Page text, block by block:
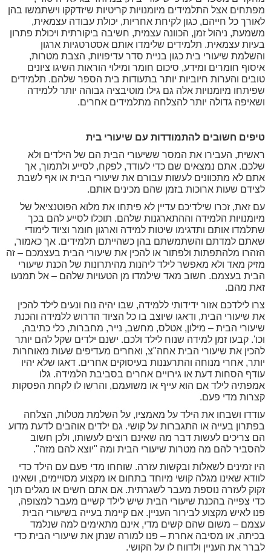
מפתחים אצל התלמידים מיומנויות קריטיות שיזדקקו וישתמשו בהן
לאורך כל חייהם, כגון לקיחת אחריות, יכולת עבודה עצמאית,
משמעת, ניהול זמן, הכוונה עצמית, חשיבה ביקורתית ויכולת פתרון
בעיות עצמאית. תלמידים שלימדו אותם אסטרטגיות ארגון
והשלמת שיעורי בית כגון בניית סדר עדיפויות, הצבת מטרות,
איסוף חומרים ומידע, סיכום חומר ומילוי הוראות השיגו ציונים
טובים והערות חיוביות יותר בתעודות בית הספר שלהם. תלמידים
שפיתחו מיומנויות אלה גם גילו מוטיבציה גבוהה יותר ללמידה
ושאיפה גדולה יותר להצלחה מתלמידים אחרים.
טיפים חשובים להתמודדות עם שיעורי בית
ראשית, העבירו את המסר ששיעורי הבית הם של הילדים ולא
שלכם. אתם נמצאים שם כדי לעודד, לפקח, לסייע ולתמוך, אך
אתם לא מתכוונים לעשות עבורם את שיעורי הבית או אף לשבת
לצידם שעות ארוכות בזמן שהם מכינים אותם.
עם זאת, זכרו שילדיכם עדיין לא פיתחו את מלוא הפוטנציאל של
מיומנויות הלמידה וההתארגנות שלהם. תוכלו לסייע להם בכך
שתלמדו אותם ותדגימו שיטות למידה וארגון חומר וציוד לימודי
שאתם למדתם והשתמשתם בהן כשהייתם תלמידים. אך כאמור,
הזהרו מלהתפתות ולפתור או להכין את שיעורי הבית בעצמכם – זה
מזיק מאד ולא מאפשר לילד ליהנות מהיתרונות של הכנת שיעורי
הבית בעצמם. חשוב מאד שילמדו מן הטעויות שלהם – אל תמנעו
זאת מהם.
צרו לילדכם אזור ידידותי ללמידה, שבו יהיה נוח ונעים לילד להכין
את שיעורי הבית, ודאגו שיוצב בו כל הציוד הדרוש ללמידה והכנת
שיעורי הבית – מילון, אטלס, מחשב, נייר, מחברות, כלי כתיבה,
וכו'. קבעו זמן למידה שנוח לילד ולכם. ישנם ילדים שקל להם יותר
להכין את שיעורי הבית אחה"צ, ואחרים מעדיפים שעות מאוחרות
יותר, אחרי מנוחה והתרעננות בעיסוקים אחרים. דאגו שלא יהיו
עודף הסחות דעת או גירויים אחרים בסביבת הלמידה. גלו
אמפתיה לילד אם הוא עייף או משועמם, והרשו לו לקחת הפסקות
קצרות מדי פעם.
עודדו ושבחו את הילד על מאמציו, על השלמת מטלות, הצלחה
בפתרון בעייה או התגברות על קושי. גם ילדים אוהבים לדעת מדוע
הם צריכים לעשות דבר מה שאינם רוצים לעשותו, ולכן חשוב
להסביר להם מה מטרות שיעורי הבית ומה "יוצא להם מזה".
היו זמינים לשאלות ובקשות עזרה. שוחחו מדי פעם עם הילד כדי
לוודא שאינו מגלה קושי מיוחד בתחום או מקצוע מסויימים, ושאינו
זקוק לעזרה נוספת מעבר לשגרתית. אם אתם חשים או מגלים תוך
כדי צפייה בהכנת שיעורי הבית שיש לילד קשיים מעבר למצופה,
פנו לאיש מקצוע לבירור העניין. אם קיימת בעייה בשיעורי הבית
עצמם – משום שהם קשים מדי, אינם מתאימים למה שנלמד
בכיתה, או מסיבה אחרת – פנו למורה שנתן את שיעורי הבית כדי
לברר את העניין ולדווח לו על הקושי.